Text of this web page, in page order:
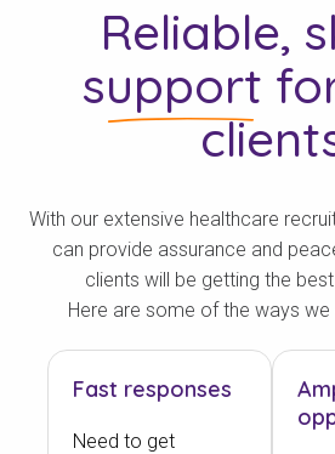
Reliable,
support
With our extensive healthcare
can provide assurance and
clients will be getting the
Here are some of the ways
Fast responses
Need to get